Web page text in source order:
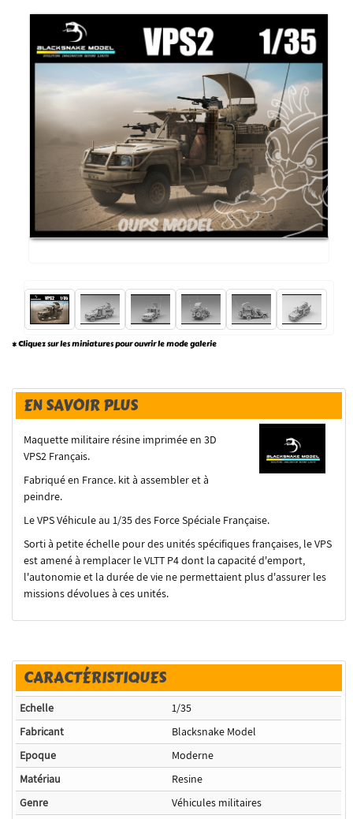
* Cliquez sur les miniatures pour ouvrir le mode galerie
EN SAVOIR PLUS
Maquette militaire résine imprimée en 3D
VPS2 Français.
Fabriqué en France. kit à assembler et à
peindre.
Le VPS Véhicule au 1/35 des Force Spéciale Française.
Sorti à petite échelle pour des unités spécifiques françaises, le VPS
est amené à remplacer le VLTT P4 dont la capacité d'emport,
l'autonomie et la durée de vie ne permettaient plus d'assurer les
missions dévolues à ces unités.
CARACTÉRISTIQUES
Echelle
1/35
Fabricant
Blacksnake Model
Epoque
Moderne
Matériau
Resine
Genre
Véhicules militaires